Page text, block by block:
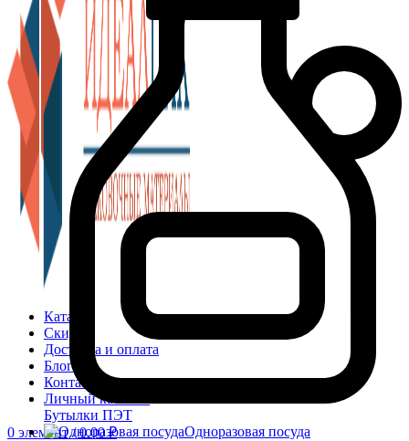
Каталог
Скидки
Доставка и оплата
Блог
Контакты
Личный кабинет
0 элемент / 0.00₽
Бутылки ПЭТ
Одноразовая посуда